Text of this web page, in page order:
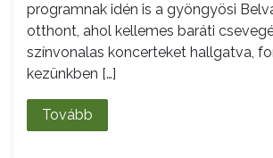
KÖLTSÉGVETÉSI
RENDELETEK
programnak idén is a gyöngyösi
otthont, ahol kellemes baráti
színvonalas koncerteket hallgatva,
kezünkben […]
Tovább